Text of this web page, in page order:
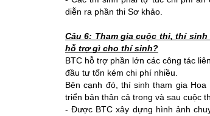
diễn ra phần thi Sơ khảo.
Câu 6: Tham gia cuộc thi, thí
hỗ trợ gì cho thí sinh?
BTC hỗ trợ phần lớn các công tác
đầu tư tốn kém chi phí nhiều.
Bên cạnh đó, thí sinh tham gia
triển bản thân cả trong và sau cuộc
- Được BTC xây dựng hình ảnh